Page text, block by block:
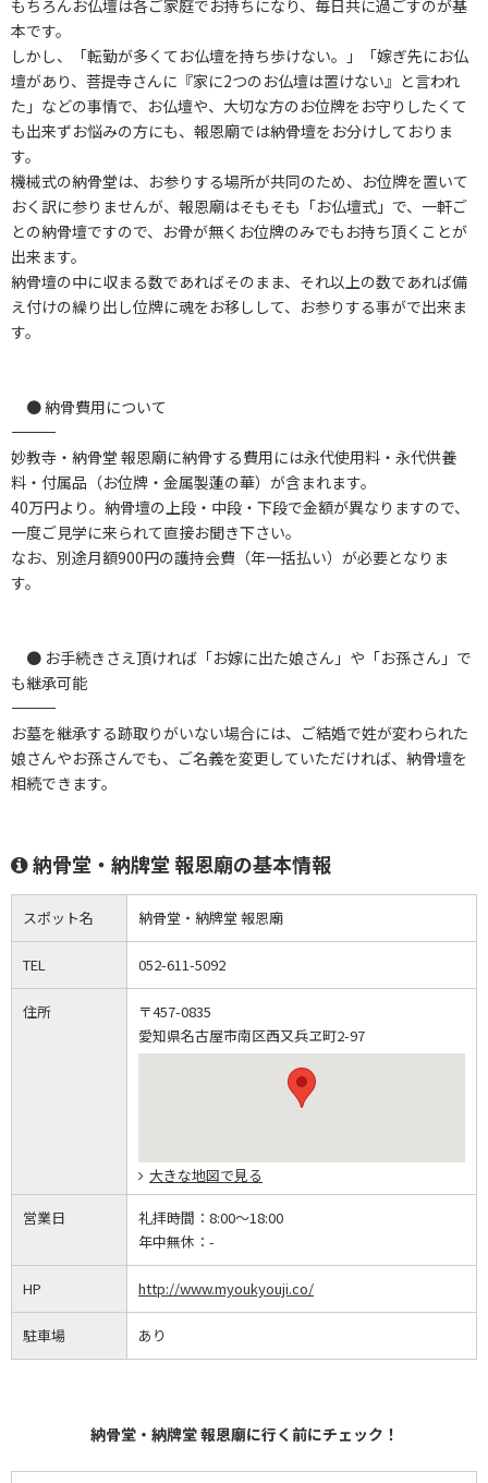
もちろんお仏壇は各ご家庭でお持ちになり、毎日共に過ごすのが基
本です。
しかし、「転勤が多くてお仏壇を持ち歩けない。」「嫁ぎ先にお仏
壇があり、菩提寺さんに『家に2つのお仏壇は置けない』と言われ
た」などの事情で、お仏壇や、大切な方のお位牌をお守りしたくて
も出来ずお悩みの方にも、報恩廟では納骨壇をお分けしておりま
す。
機械式の納骨堂は、お参りする場所が共同のため、お位牌を置いて
おく訳に参りませんが、報恩廟はそもそも「お仏壇式」で、一軒ご
との納骨壇ですので、お骨が無くお位牌のみでもお持ち頂くことが
出来ます。
納骨壇の中に収まる数であればそのまま、それ以上の数であれば備
え付けの繰り出し位牌に魂をお移しして、お参りする事がで出来ま
す。
● 納骨費用について
――――――――――――――――――――――――――――――――――
妙教寺・納骨堂 報恩廟に納骨する費用には永代使用料・永代供養
料・付属品（お位牌・金属製蓮の華）が含まれます。
40万円より。納骨壇の上段・中段・下段で金額が異なりますので、
一度ご見学に来られて直接お聞き下さい。
なお、別途月額900円の護持会費（年一括払い）が必要となりま
す。
● お手続きさえ頂ければ「お嫁に出た娘さん」や「お孫さん」で
も継承可能
――――――――――――――――――――――――――――――――――
お墓を継承する跡取りがいない場合には、ご結婚で姓が変わられた
娘さんやお孫さんでも、ご名義を変更していただければ、納骨壇を
相続できます。
納骨堂・納牌堂 報恩廟の基本情報
スポット名 納骨堂・納牌堂 報恩廟
TEL 052-611-5092
住所
〒457-0835
愛知県名古屋市南区西又兵ヱ町2-97
大きな地図で見る
営業日 礼拝時間： 8:00～18:00
年中無休： -
HP http://www.myoukyouji.co/
駐車場 あり
納骨堂・納牌堂 報恩廟に行く前にチェック！